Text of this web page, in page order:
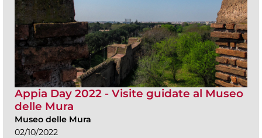
Appia Day 2022 - Visite guidate al Museo
delle Mura
Museo delle Mura
02/10/2022